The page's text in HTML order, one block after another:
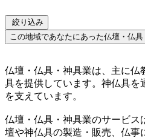
絞り込み
この地域であなたにあった仏壇・仏
仏壇・仏具・神具業は、主に仏
具を提供しています。神仏具を
を支えています。
仏壇・仏具・神具業のサービス
壇や神仏具の製造・販売、仏事